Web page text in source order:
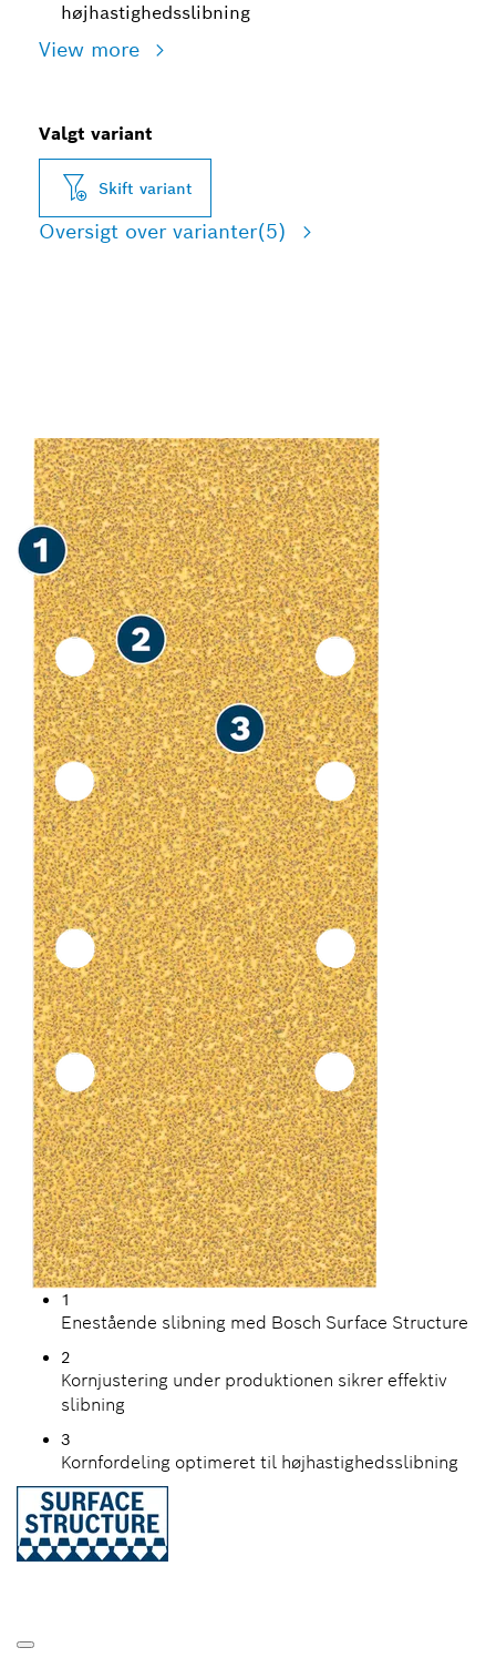
højhastighedsslibning
View more
Valgt variant
Skift variant
Oversigt over varianter(5)
1
Enestående slibning med Bosch Surface Structure
2
Kornjustering under produktionen sikrer effektiv
slibning
3
Kornfordeling optimeret til højhastighedsslibning